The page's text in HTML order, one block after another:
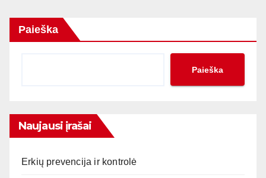
Paieška
Paieška
Naujausi įrašai
Erkių prevencija ir kontrolė